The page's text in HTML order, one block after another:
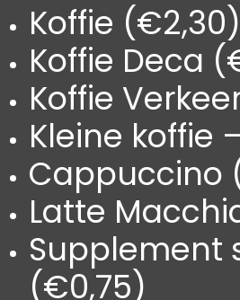
Koffie (€2,30)
Koffie Deca
Koffie
Kleine koffie
Cappuccino
Latte
Supplement
(€0,75)